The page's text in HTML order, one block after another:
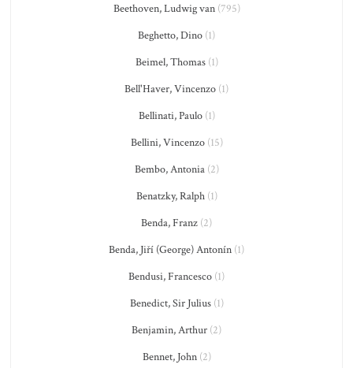
Beethoven, Ludwig van(795)
Beghetto, Dino (1)
Beimel, Thomas(1)
Bell'Haver, Vincenzo (1)
Bellinati, Paulo(1)
Bellini, Vincenzo(15)
Bembo, Antonia(2)
Benatzky, Ralph(1)
Benda, Franz (2)
Benda, Jiří (George) Antonín (1)
Bendusi, Francesco (1)
Benedict, Sir Julius(1)
Benjamin, Arthur (2)
Bennet, John(2)